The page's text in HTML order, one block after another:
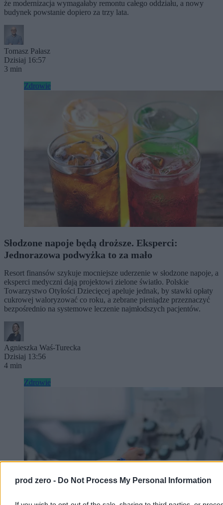
prod zero - Do Not Process My Personal Information
że modernizacja wymagałaby remontu całego oddziału, a nowy
budynek powstanie dopiero za trzy lata.
Tomasz Pałasz
Dzisiaj 16:57
3 min
Zdrowie
Słodzone napoje będą droższe. Eksperci:
Jednorazowa podwyżka to za mało
Resort finansów szykuje mocniejsze uderzenie w słodzone napoje, a
eksperci medyczni dają projektowi zielone światło. Polskie
Towarzystwo Otyłości Dziecięcej apeluje jednak, by stawki opłaty
cukrowej waloryzować co roku, a zebrane pieniądze przeznaczyć
bezpośrednio na systemowe leczenie najmłodszych pacjentów.
Agnieszka Waś-Turecka
Dzisiaj 13:56
4 min
Zdrowie